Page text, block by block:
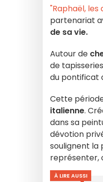
"Raphaël, les
partenariat
de sa vie.
Autour de
de
du pontificat
Cette
italienne.
dans sa
dévotion
soulignent la
représenter,
À LIRE AUSSI